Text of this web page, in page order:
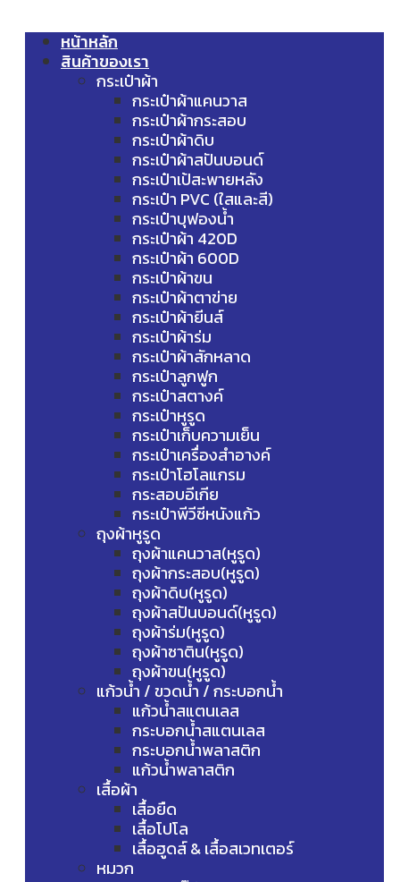
หน้าหลัก
สินค้าของเรา
กระเป๋าผ้า
กระเป๋าผ้าแคนวาส
กระเป๋าผ้ากระสอบ
กระเป๋าผ้าดิบ
กระเป๋าผ้าสปันบอนด์
กระเป๋าเป้สะพายหลัง
กระเป๋า PVC (ใสและสี)
กระเป๋าบุฟองน้ำ
กระเป๋าผ้า 420D
กระเป๋าผ้า 600D
กระเป๋าผ้าขน
กระเป๋าผ้าตาข่าย
กระเป๋าผ้ายีนส์
กระเป๋าผ้าร่ม
กระเป๋าผ้าสักหลาด
กระเป๋าลูกฟูก
กระเป๋าสตางค์
กระเป๋าหูรูด
กระเป๋าเก็บความเย็น
กระเป๋าเครื่องสำอางค์
กระเป๋าโฮโลแกรม
กระสอบอีเกีย
กระเป๋าพีวีซีหนังแก้ว
ถุงผ้าหูรูด
ถุงผ้าแคนวาส(หูรูด)
ถุงผ้ากระสอบ(หูรูด)
ถุงผ้าดิบ(หูรูด)
ถุงผ้าสปันบอนด์(หูรูด)
ถุงผ้าร่ม(หูรูด)
ถุงผ้าซาติน(หูรูด)
ถุงผ้าขน(หูรูด)
แก้วน้ำ / ขวดน้ำ / กระบอกน้ำ
แก้วน้ำสแตนเลส
กระบอกน้ำสแตนเลส
กระบอกน้ำพลาสติก
แก้วน้ำพลาสติก
เสื้อผ้า
เสื้อยืด
เสื้อโปโล
เสื้อฮูดส์ & เสื้อสเวทเตอร์
หมวก